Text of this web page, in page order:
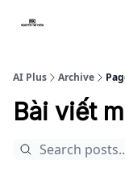
AI Plus Archive
Bài viết